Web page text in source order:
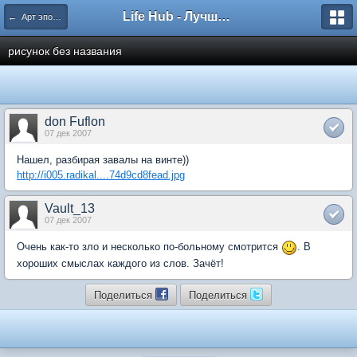
← Арт эпохи «Возрождения» Life Hub - Лучшие компьютерные игры мира
рисунок без названия
don Fuflon
07 дек 2007
Нашел, разбирая завалы на винте))
http://i005.radikal....74d9cd8fead.jpg
Vault_13
07 дек 2007
Очень как-то зло и несколько по-больному смотрится
. В
хороших смыслах каждого из слов. Зачёт!
Поделиться Поделиться